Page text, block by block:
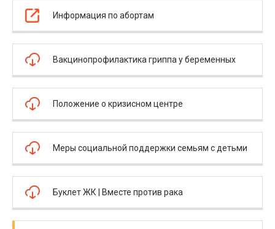
Информация по абортам
Вакцинопрофилактика гриппа у беременных
Положение о кризисном центре
Меры социальной поддержки семьям с детьми
Буклет ЖК | Вместе против рака